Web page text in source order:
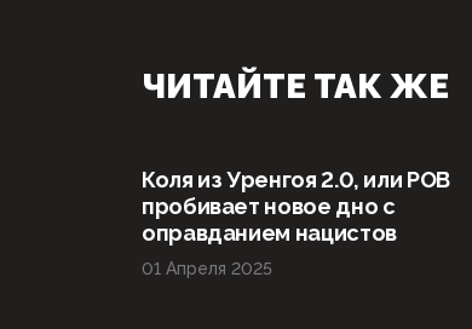
ЧИТАЙТЕ ТАК ЖЕ
Коля из Уренгоя 2.0, или РОВ
пробивает новое дно с
оправданием нацистов
01 Апреля 2025